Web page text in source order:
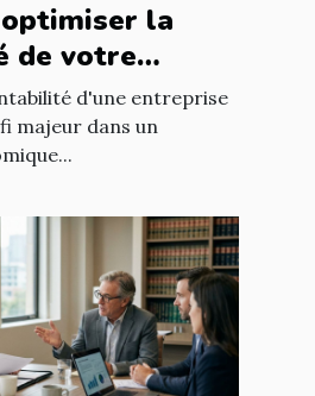
la
de votre
des
?
d'une entreprise
majeur dans un